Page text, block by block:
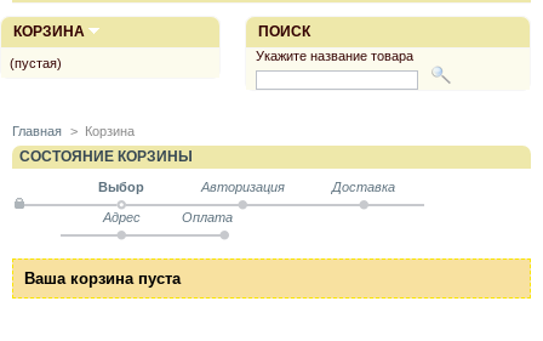
Главная > Корзина
СОСТОЯНИЕ КОРЗИНЫ
Выбор Авторизация Доставка
Адрес Оплата
Ваша корзина пуста
ПОИСК
Укажите название товара
КОРЗИНА
(пустая)